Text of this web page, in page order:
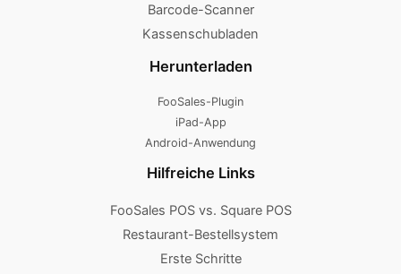
Barcode-Scanner
Kassenschubladen
Herunterladen
FooSales-Plugin
iPad-App
Android-Anwendung
Hilfreiche Links
FooSales POS vs. Square POS
Restaurant-Bestellsystem
Erste Schritte